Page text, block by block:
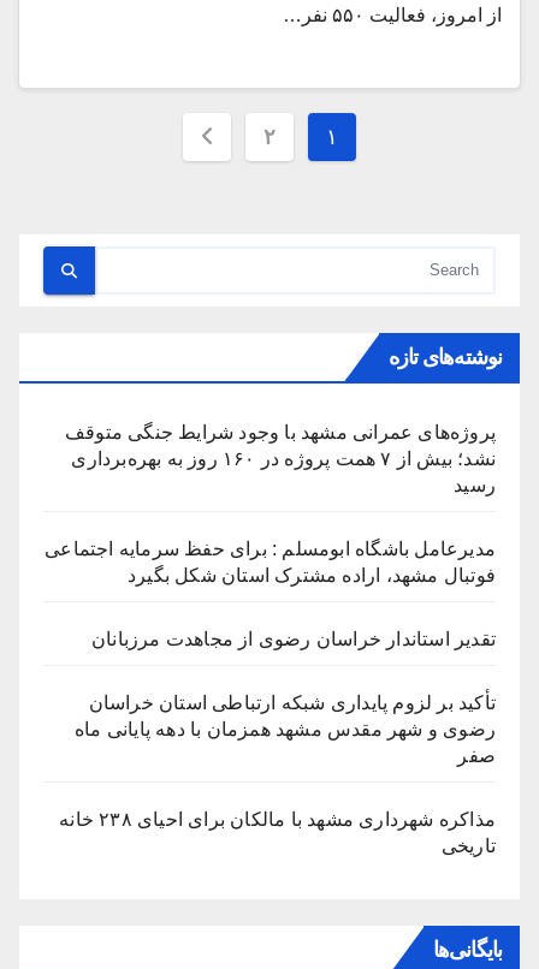
از امروز، فعالیت ۵۵۰ نفر…
صفحه‌بندی
۱ ۲
نوشته‌های تازه
پروژه‌های عمرانی مشهد با وجود شرایط جنگی متوقف
نشد؛ بیش از ۷ همت پروژه در ۱۶۰ روز به بهره‌برداری
رسید
مدیرعامل باشگاه ابومسلم : برای حفظ سرمایه اجتماعی
فوتبال مشهد، اراده مشترک استان شکل بگیرد
تقدیر استاندار خراسان رضوی از مجاهدت مرزبانان
تأکید بر لزوم پایداری شبکه ارتباطی استان خراسان
رضوی و شهر مقدس مشهد همزمان با دهه پایانی ماه
صفر
مذاکره شهرداری مشهد با مالکان برای احیای ۲۳۸ خانه
تاریخی
بایگانی‌ها